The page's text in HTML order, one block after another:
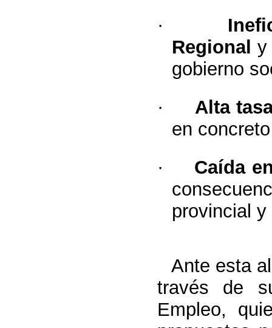
·
Regional y
gobierno
·
Alta
en
·
Caída
provincial
Ante esta
través de
Empleo,